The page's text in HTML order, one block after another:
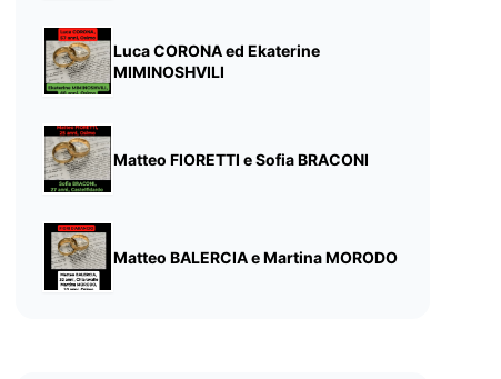
Luca CORONA ed Ekaterine
MIMINOSHVILI
Matteo FIORETTI e Sofia BRACONI
Matteo BALERCIA e Martina MORODO